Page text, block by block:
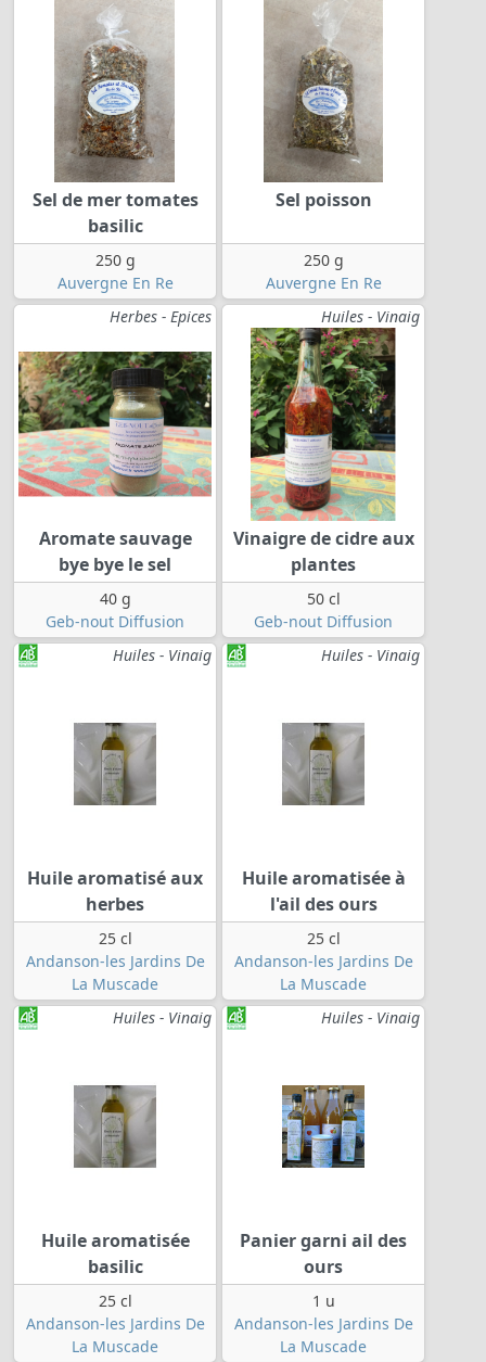
Sel de mer tomates
basilic
250 g
Auvergne En Re
Sel poisson
250 g
Auvergne En Re
Herbes - Epices
Aromate sauvage
bye bye le sel
40 g
Geb-nout Diffusion
Huiles - Vinaig
Vinaigre de cidre aux
plantes
50 cl
Geb-nout Diffusion
Huiles - Vinaig
Huile aromatisé aux
herbes
25 cl
Andanson-les Jardins De
La Muscade
Huiles - Vinaig
Huile aromatisée à
l'ail des ours
25 cl
Andanson-les Jardins De
La Muscade
Huiles - Vinaig
Huile aromatisée
basilic
25 cl
Andanson-les Jardins De
La Muscade
Huiles - Vinaig
Panier garni ail des
ours
1 u
Andanson-les Jardins De
La Muscade